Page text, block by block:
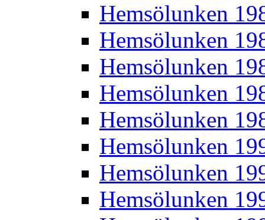
Hemsölunken
Hemsölunken
Hemsölunken
Hemsölunken
Hemsölunken
Hemsölunken
Hemsölunken
Hemsölunken